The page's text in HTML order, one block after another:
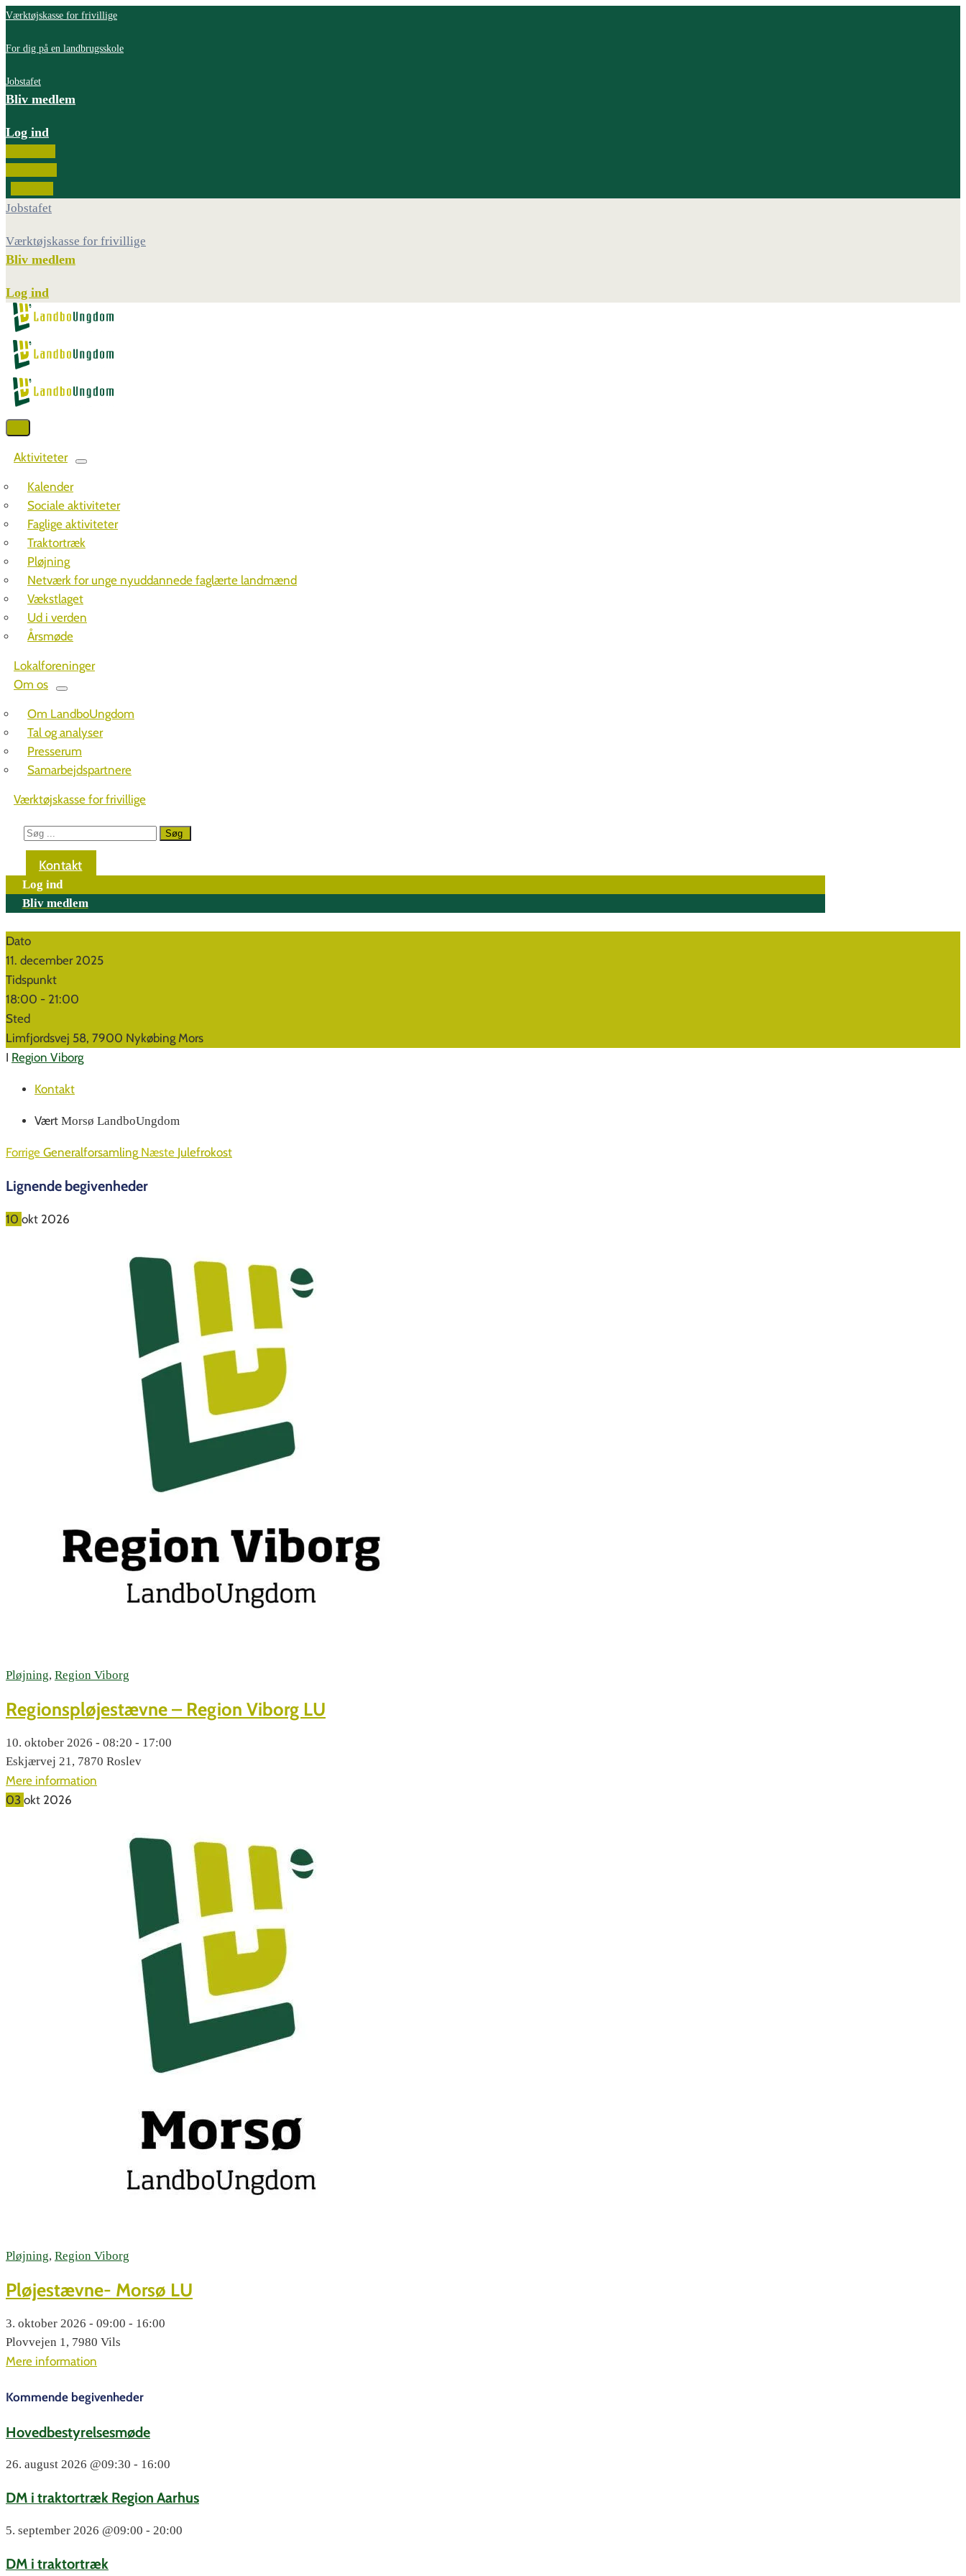
Værktøjskasse for frivillige
For dig på en landbrugsskole
Jobstafet
Bliv medlem
Log ind
Jobstafet
Værktøjskasse for frivillige
Bliv medlem
Log ind
Aktiviteter
Kalender
Sociale aktiviteter
Faglige aktiviteter
Traktortræk
Pløjning
Netværk for unge nyuddannede faglærte landmænd
Vækstlaget
Ud i verden
Årsmøde
Lokalforeninger
Om os
Om LandboUngdom
Tal og analyser
Presserum
Samarbejdspartnere
Værktøjskasse for frivillige
Kontakt
Log ind
Bliv medlem
Dato
11. december 2025
Tidspunkt
18:00 - 21:00
Sted
Limfjordsvej 58, 7900 Nykøbing Mors
I Region Viborg
Kontakt
Vært Morsø LandboUngdom
Forrige Generalforsamling Næste Julefrokost
Lignende begivenheder
10 okt 2026
Pløjning, Region Viborg
Regionspløjestævne – Region Viborg LU
10. oktober 2026 - 08:20 - 17:00
Eskjærvej 21, 7870 Roslev
Mere information
03 okt 2026
Pløjning, Region Viborg
Pløjestævne- Morsø LU
3. oktober 2026 - 09:00 - 16:00
Plovvejen 1, 7980 Vils
Mere information
Kommende begivenheder
Hovedbestyrelsesmøde
26. august 2026 @09:30 - 16:00
DM i traktortræk Region Aarhus
5. september 2026 @09:00 - 20:00
DM i traktortræk